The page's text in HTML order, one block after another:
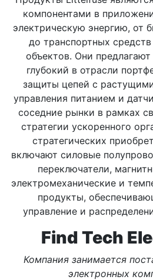
компонентами в
электрическую энергию, от
до транспортных
объектов. Они
глубокий в отрасли
защиты цепей с
управления питанием и
соседние рынки в рамках
стратегии ускоренного
стратегических
включают силовые
переключатели,
электромеханические и
продукты,
управление и
Find Tech
Компания занимается
электронных